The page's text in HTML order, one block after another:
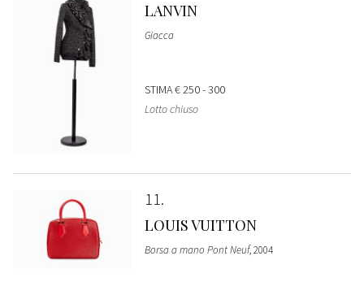
LANVIN
Giacca
STIMA€ 250 - 300
Lotto chiuso
11
LOUIS VUITTON
Borsa a mano Pont Neuf, 2004